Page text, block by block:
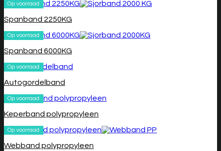
Op voorraad
Spanband 2250KG
Op voorraad
Spanband 6000KG
Op voorraad
Autogordelband
Op voorraad
Keperband polypropyleen
Op voorraad
Webband polypropyleen